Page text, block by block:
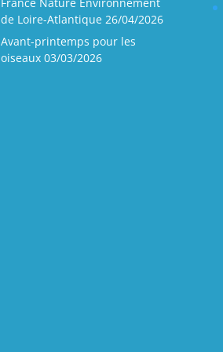
de Loire-Atlantique 26/04/2026
Avant-printemps pour les
oiseaux 03/03/2026